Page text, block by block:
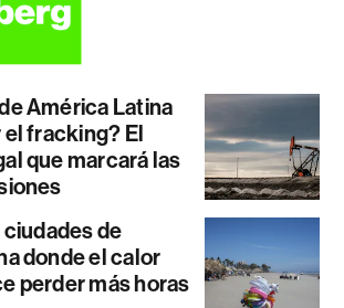
América Latina
fracking? El
que marcará las
de
donde el calor
perder más horas